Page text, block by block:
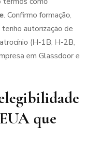
. Confirmo formação,
autorização de
(H-1B, H-2B,
em Glassdoor e
que